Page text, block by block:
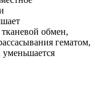
обмен,
гематом,
уменьшается